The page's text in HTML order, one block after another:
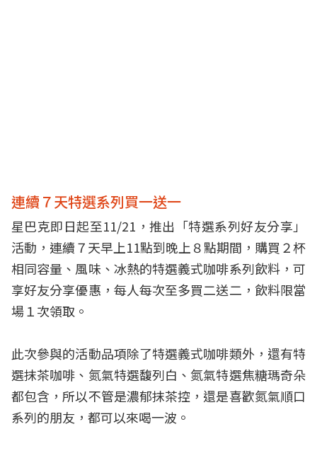
連續７天特選系列買一送一
星巴克即日起至11/21，推出「特選系列好友分享」
活動，連續７天早上11點到晚上８點期間，購買２杯
相同容量、風味、冰熱的特選義式咖啡系列飲料，可
享好友分享優惠，每人每次至多買二送二，飲料限當
場１次領取。
此次參與的活動品項除了特選義式咖啡類外，還有特
選抹茶咖啡、氮氣特選馥列白、氮氣特選焦糖瑪奇朵
都包含，所以不管是濃郁抹茶控，還是喜歡氮氣順口
系列的朋友，都可以來喝一波。